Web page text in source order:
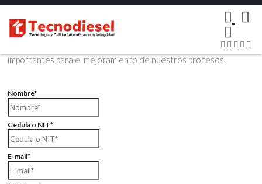
Contáctenos Vía Email
Envíenos sus datos con sus comentarios, sus opiniones son muy
importantes para el mejoramiento de nuestros procesos.
Nombre*
Cedula o NIT*
E-mail*